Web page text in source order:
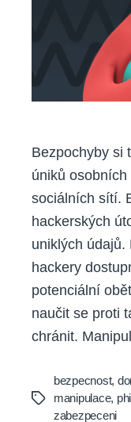
Bezpochyby si
úniků
sociálních sítí.
hackerských
uniklých
hackery
potenciální
naučit se proti
chránit.
Tags
bezpecnost,
manipulace,
zabezpeceni